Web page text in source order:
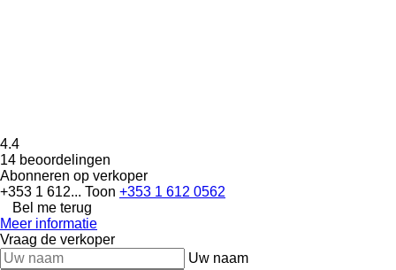
4.4
14 beoordelingen
Abonneren op verkoper
+353 1 612... Toon +353 1 612 0562
Bel me terug
Meer informatie
Vraag de verkoper
Uw naam